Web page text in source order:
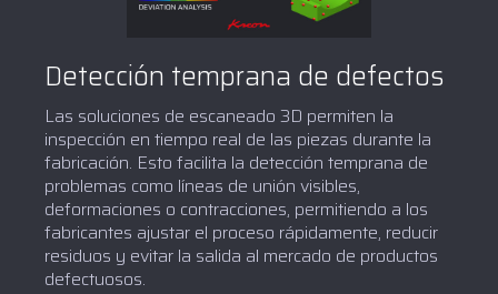
Detección temprana de defectos
Las soluciones de escaneado 3D permiten la
inspección en tiempo real de las piezas durante la
fabricación. Esto facilita la detección temprana de
problemas como líneas de unión visibles,
deformaciones o contracciones, permitiendo a los
fabricantes ajustar el proceso rápidamente, reducir
residuos y evitar la salida al mercado de productos
defectuosos.